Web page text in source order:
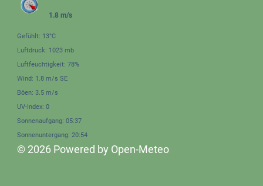
1.8 m/s
Gefühlt: 13°C
Luftdruck: 1023 mb
Luftfeuchtigkeit: 78%
Wind: 1.8 m/s SE
Böen: 3.5 m/s
UV-Index: 0
Sonnenaufgang: 05:37
Sonnenuntergang: 20:54
© 2026 Powered by Open-Meteo